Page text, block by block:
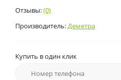
Отзывы:(0)
Производитель: Деметра
Купить в один клик